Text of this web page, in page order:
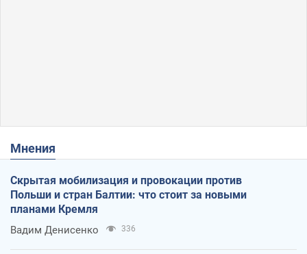
Мнения
Скрытая мобилизация и провокации против
Польши и стран Балтии: что стоит за новыми
планами Кремля
Вадим Денисенко 336